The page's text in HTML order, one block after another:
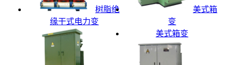
树脂绝
缘干式电力变
美式箱
变
美式箱变